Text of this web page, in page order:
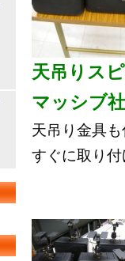
天吊りス
マッシブ
天吊り金具
すぐに取り